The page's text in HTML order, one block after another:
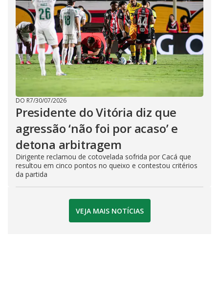
DO R7/30/07/2026
Presidente do Vitória diz que
agressão ‘não foi por acaso’ e
detona arbitragem
Dirigente reclamou de cotovelada sofrida por Cacá que
resultou em cinco pontos no queixo e contestou critérios
da partida
VEJA MAIS NOTÍCIAS